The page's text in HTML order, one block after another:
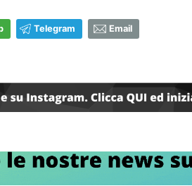
Telegram Email